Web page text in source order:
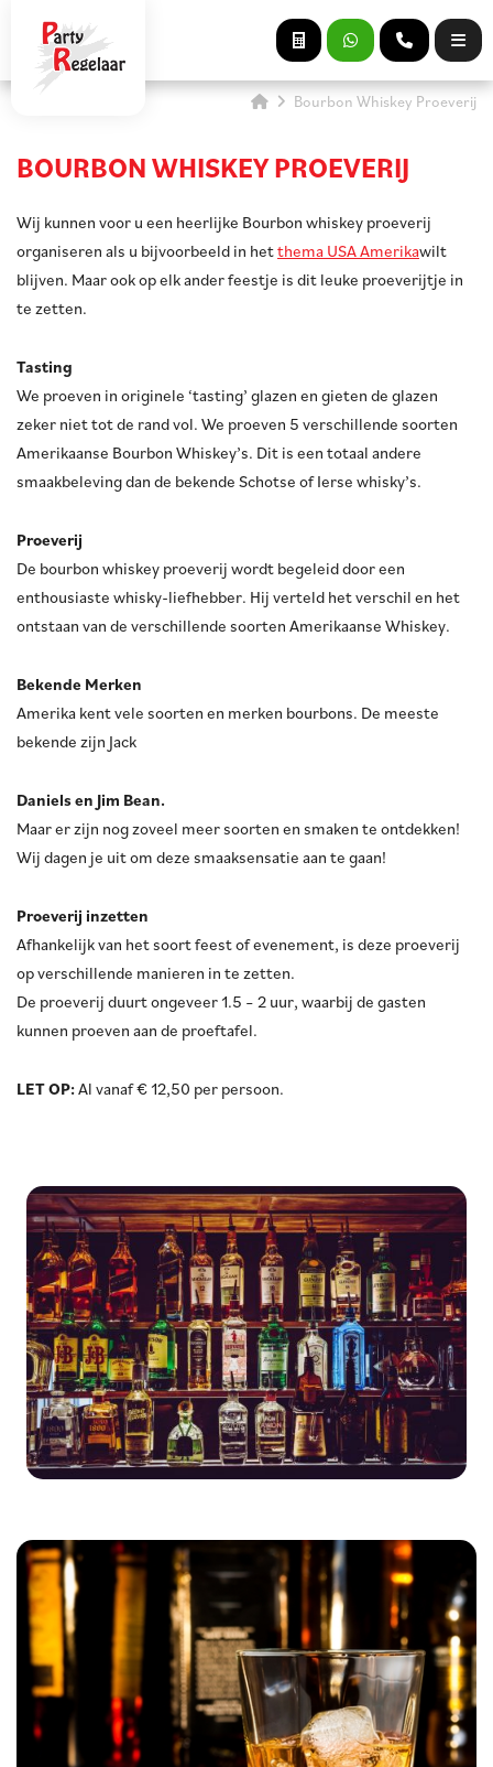
Bourbon Whiskey Proeverij
BOURBON WHISKEY PROEVERIJ
Wij kunnen voor u een heerlijke Bourbon whiskey proeverij
organiseren als u bijvoorbeeld in hetthema USA Amerikawilt
blijven. Maar ook op elk ander feestje is dit leuke proeverijtje in
te zetten.
Tasting
We proeven in originele ‘tasting’ glazen en gieten de glazen
zeker niet tot de rand vol. We proeven 5 verschillende soorten
Amerikaanse Bourbon Whiskey’s. Dit is een totaal andere
smaakbeleving dan de bekende Schotse of Ierse whisky’s.
Proeverij
De bourbon whiskey proeverij wordt begeleid door een
enthousiaste whisky-liefhebber. Hij verteld het verschil en het
ontstaan van de verschillende soorten Amerikaanse Whiskey.
Bekende Merken
Amerika kent vele soorten en merken bourbons. De meeste
bekende zijn Jack
Daniels en Jim Bean.
Maar er zijn nog zoveel meer soorten en smaken te ontdekken!
Wij dagen je uit om deze smaaksensatie aan te gaan!
Proeverij inzetten
Afhankelijk van het soort feest of evenement, is deze proeverij
op verschillende manieren in te zetten.
De proeverij duurt ongeveer 1.5 – 2 uur, waarbij de gasten
kunnen proeven aan de proeftafel.
LET OP:Al vanaf € 12,50 per persoon.